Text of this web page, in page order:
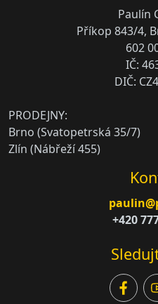
Paulín
Příkop 843/4,
602
IČ:
DIČ:
PRODEJNY:
Brno (Svatopetrská 35/7)
Zlín (Nábřeží 455)
+420